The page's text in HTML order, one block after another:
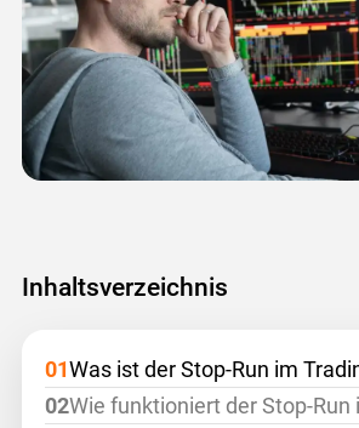
Inhaltsverzeichnis
Was ist der Stop-Run im
Wie funktioniert der Stop-Run